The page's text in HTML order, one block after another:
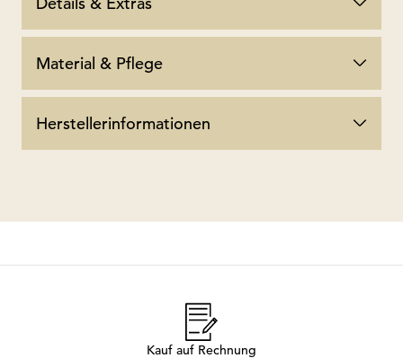
Material & Pflege
Herstellerinformationen
Kauf auf Rechnung